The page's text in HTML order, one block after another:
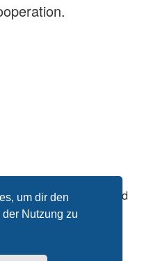
um dir den
Nutzung zu
© phpBB Limited
phpBB.de